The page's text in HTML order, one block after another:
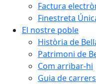
Factura
Finestreta
El nostre poble
Història de
Patrimoni de
Com arribar-hi
Guia de